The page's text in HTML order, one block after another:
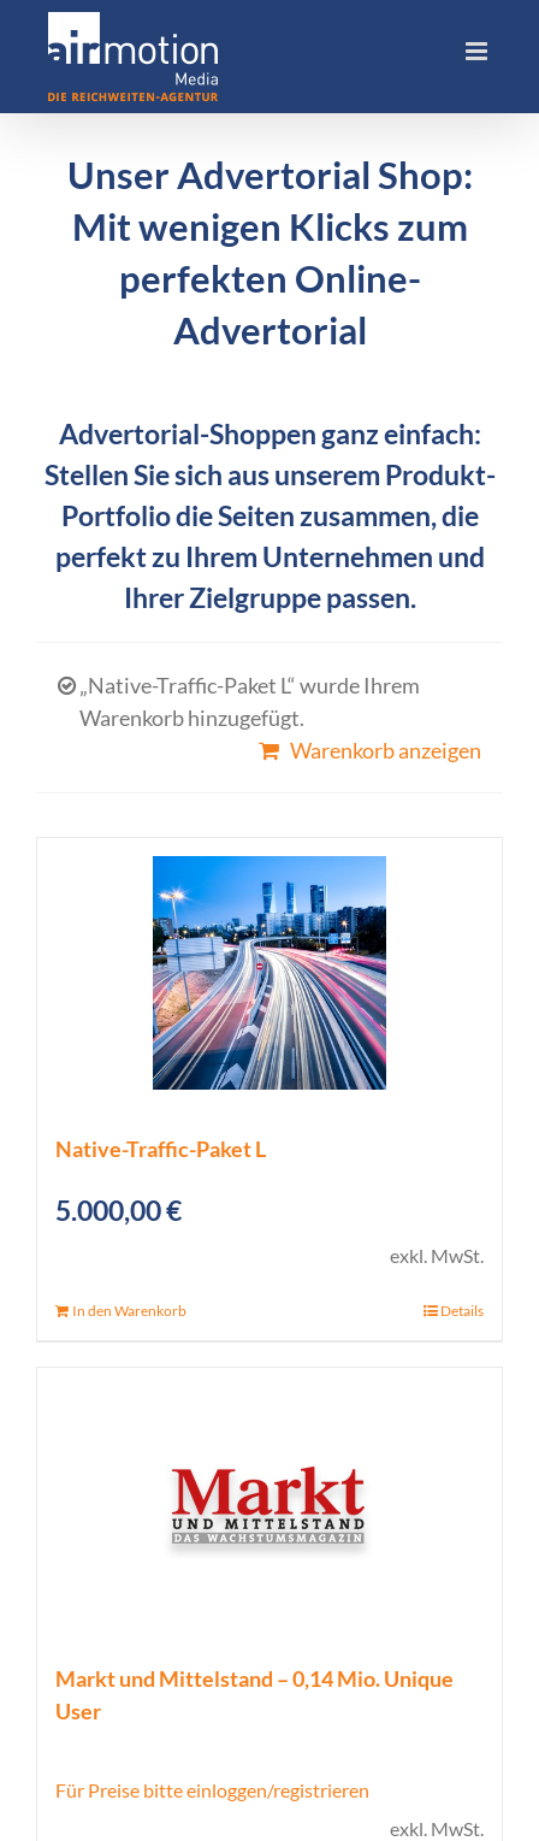
Unser Advertorial Shop:
Mit wenigen Klicks zum
perfekten Online-
Advertorial
Advertorial-Shoppen ganz einfach:
Stellen Sie sich aus unserem Produkt-
Portfolio die Seiten zusammen, die
perfekt zu Ihrem Unternehmen und
Ihrer Zielgruppe passen.
„Native-Traffic-Paket L“ wurde Ihrem
Warenkorb hinzugefügt.
Warenkorb anzeigen
Native-Traffic-Paket L
5.000,00€
exkl. MwSt.
In den Warenkorb Details
Markt und Mittelstand – 0,14 Mio. Unique
User
Für Preise bitte einloggen/registrieren
exkl. MwSt.